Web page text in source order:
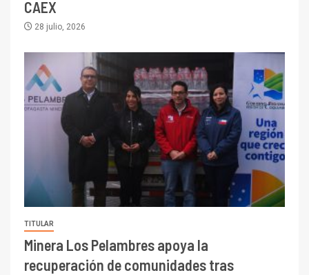
CAEX
28 julio, 2026
TITULAR
Minera Los Pelambres apoya la
recuperación de comunidades tras